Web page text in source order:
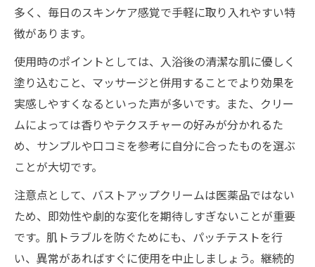
多く、毎日のスキンケア感覚で手軽に取り入れやすい特
徴があります。
使用時のポイントとしては、入浴後の清潔な肌に優しく
塗り込むこと、マッサージと併用することでより効果を
実感しやすくなるといった声が多いです。また、クリー
ムによっては香りやテクスチャーの好みが分かれるた
め、サンプルや口コミを参考に自分に合ったものを選ぶ
ことが大切です。
注意点として、バストアップクリームは医薬品ではない
ため、即効性や劇的な変化を期待しすぎないことが重要
です。肌トラブルを防ぐためにも、パッチテストを行
い、異常があればすぐに使用を中止しましょう。継続的